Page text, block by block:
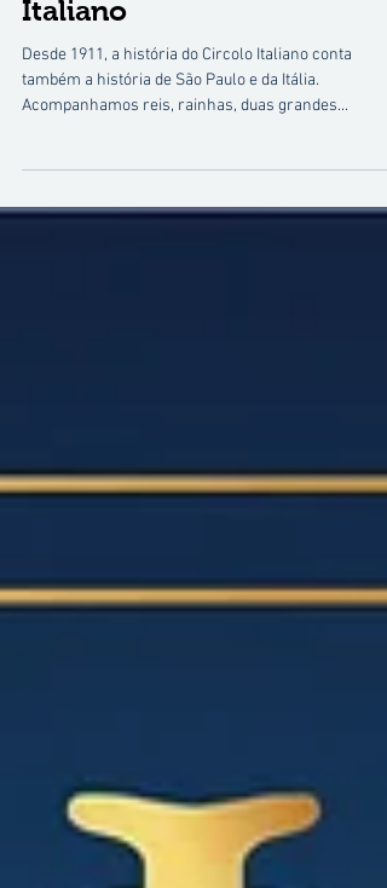
símbolos do Circolo
Italiano
Desde 1911, a história do Circolo Italiano conta